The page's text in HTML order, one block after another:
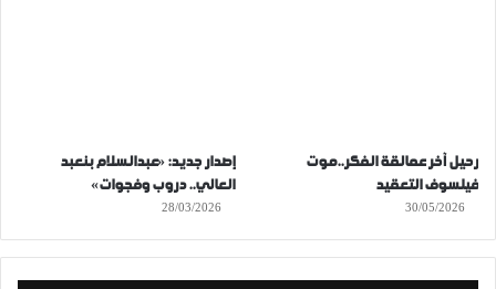
رحيل آخر عمالقة الفكر..موت
فيلسوف التعقيد
30/05/2026
إصدار جديد: «عبدالسلام بنعبد
العالي.. دروب وفجوات»
28/03/2026